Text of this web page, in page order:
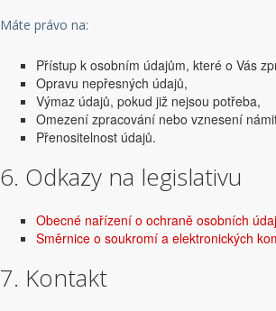
Máte právo na:
Přístup k osobním údajům, které o Vás
Opravu nepřesných údajů,
Výmaz údajů, pokud již nejsou potřeba,
Omezení zpracování nebo vznesení
Přenositelnost údajů.
6. Odkazy na legislativu
Obecné nařízení o ochraně osobních
Směrnice o soukromí a elektronických
7. Kontakt